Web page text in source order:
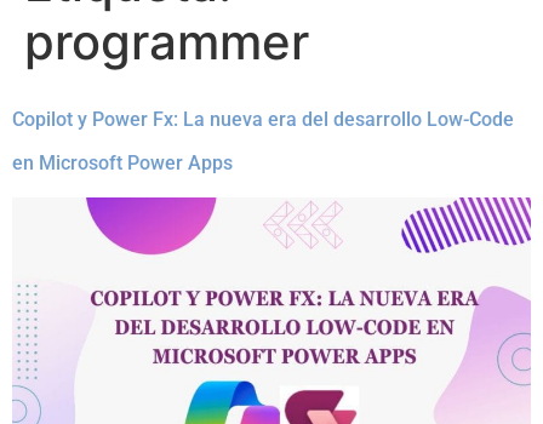
programmer
Copilot y Power Fx: La nueva era del desarrollo Low-Code
en Microsoft Power Apps